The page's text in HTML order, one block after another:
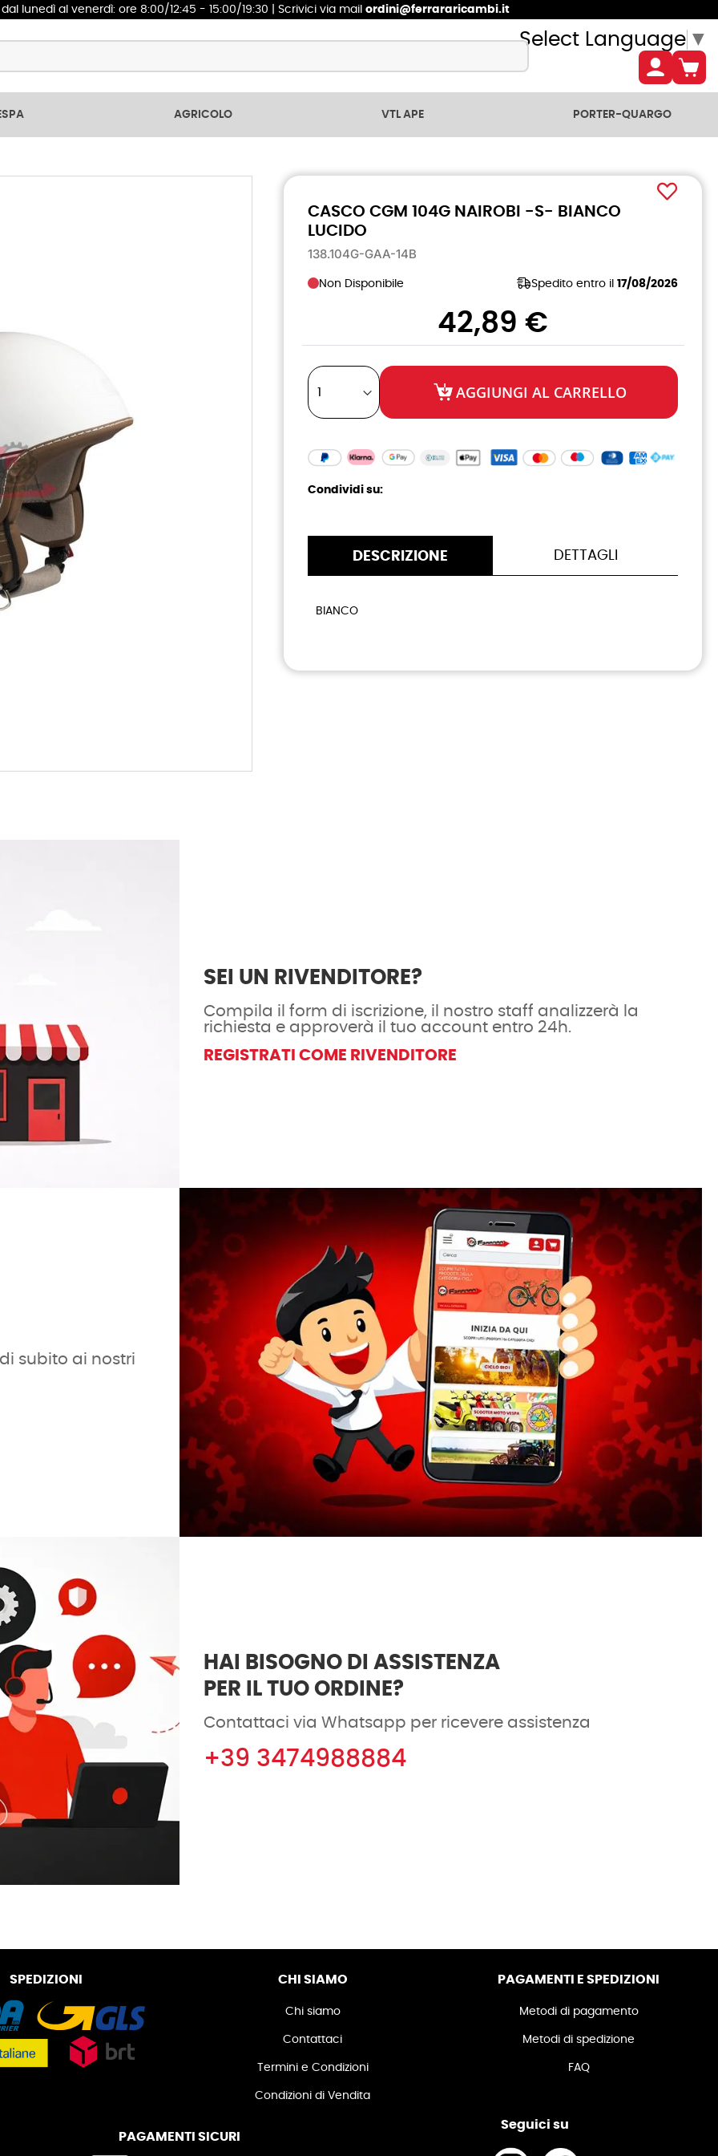
dal lunedì al venerdì: ore 8:00/12:45 - 15:00/19:30 | Scrivici via mail ordini@ferrararicambi.it
Select Language ▼
AGRICOLO VTL APE PORTER-QUARGO
CASCO CGM 104G NAIROBI -S- BIANCO
LUCIDO
138.104G-GAA-14B
Non Disponibile Spedito entro il 17/08/2026
42,89 €
AGGIUNGI AL CARRELLO
Condividi su:
DESCRIZIONE
BIANCO
DETTAGLI
SEI UN RIVENDITORE?
Compila il form di iscrizione, il nostro staff analizzerà la
richiesta e approverà il tuo account entro 24h.
REGISTRATI COME RIVENDITORE
subito ai nostri
HAI BISOGNO DI ASSISTENZA
PER IL TUO ORDINE?
Contattaci via Whatsapp per ricevere assistenza
+39 3474988884
SPEDIZIONI CHI SIAMO
Chi siamo
Contattaci
Termini e Condizioni
Condizioni di Vendita
PAGAMENTI E SPEDIZIONI
Metodi di pagamento
Metodi di spedizione
FAQ
PAGAMENTI SICURI
Seguici su